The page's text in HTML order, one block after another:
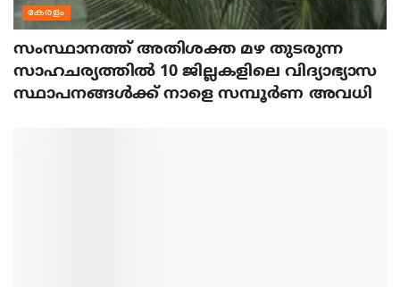
കേരളം
സംസ്ഥാനത്ത് അതിശക്ത മഴ തുടരുന്ന
സാഹചര്യത്തിൽ 10 ജില്ലകളിലെ വിദ്യാഭ്യാസ
സ്ഥാപനങ്ങൾക്ക് നാളെ സമ്പൂർണ അവധി